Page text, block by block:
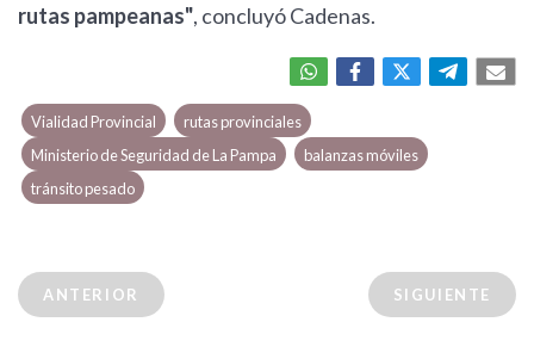
rutas pampeanas", concluyó Cadenas.
Vialidad Provincial
rutas provinciales
Ministerio de Seguridad de La Pampa
balanzas móviles
tránsito pesado
ANTERIOR SIGUIENTE